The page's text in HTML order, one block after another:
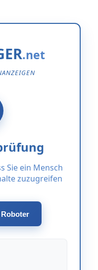
Sie ein Mensch
zuzugreifen